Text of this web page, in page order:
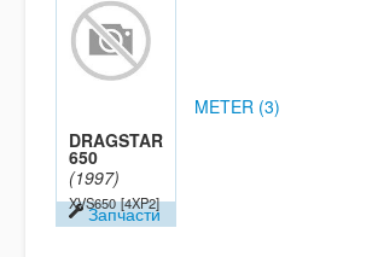
DRAGSTAR
650
(1997)
XVS650 [4XP2]
Запчасти
METER (3)